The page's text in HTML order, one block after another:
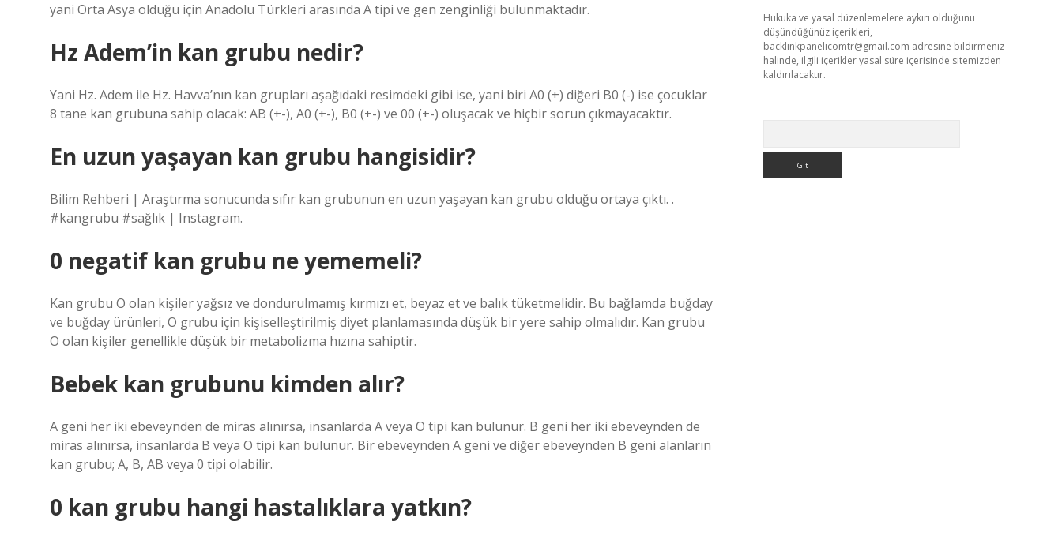
yani Orta Asya olduğu için Anadolu Türkleri arasında A tipi ve gen zenginliği bulunmaktadır.
Hz Adem’in kan grubu nedir?
Yani Hz. Adem ile Hz. Havva’nın kan grupları aşağıdaki resimdeki gibi ise, yani biri A0 (+) diğeri B0 (-) ise çocuklar
8 tane kan grubuna sahip olacak: AB (+-), A0 (+-), B0 (+-) ve 00 (+-) oluşacak ve hiçbir sorun çıkmayacaktır.
En uzun yaşayan kan grubu hangisidir?
Bilim Rehberi | Araştırma sonucunda sıfır kan grubunun en uzun yaşayan kan grubu olduğu ortaya çıktı. .
#kangrubu #sağlık | Instagram.
0 negatif kan grubu ne yememeli?
Kan grubu O olan kişiler yağsız ve dondurulmamış kırmızı et, beyaz et ve balık tüketmelidir. Bu bağlamda buğday
ve buğday ürünleri, O grubu için kişiselleştirilmiş diyet planlamasında düşük bir yere sahip olmalıdır. Kan grubu
O olan kişiler genellikle düşük bir metabolizma hızına sahiptir.
Bebek kan grubunu kimden alır?
A geni her iki ebeveynden de miras alınırsa, insanlarda A veya O tipi kan bulunur. B geni her iki ebeveynden de
miras alınırsa, insanlarda B veya O tipi kan bulunur. Bir ebeveynden A geni ve diğer ebeveynden B geni alanların
kan grubu; A, B, AB veya 0 tipi olabilir.
0 kan grubu hangi hastalıklara yatkın?
Hukuka ve yasal düzenlemelere aykırı olduğunu
düşündüğünüz içerikleri,
backlinkpanelicomtr@gmail.com adresine bildirmeniz
halinde, ilgili içerikler yasal süre içerisinde sitemizden
kaldırılacaktır.